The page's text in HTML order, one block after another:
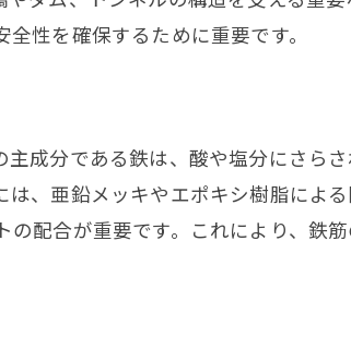
安全対策と注意点
意点
性を確保するために重要です。
成分である鉄は、酸や塩分にさら
、亜鉛メッキやエポキシ樹脂によ
配合が重要です。これにより、鉄